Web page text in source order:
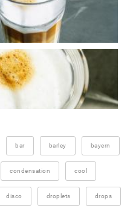
bar barley bayern
condensation cool
disco droplets drops